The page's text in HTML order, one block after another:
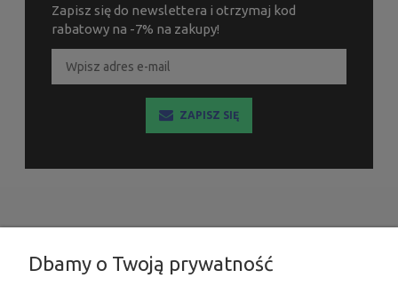
Zapisz się do newslettera i otrzymaj kod
rabatowy na -7% na zakupy!
ZAPISZ SIĘ
INFORMACJE
MOJE KONTO
Dbamy o Twoją prywatność